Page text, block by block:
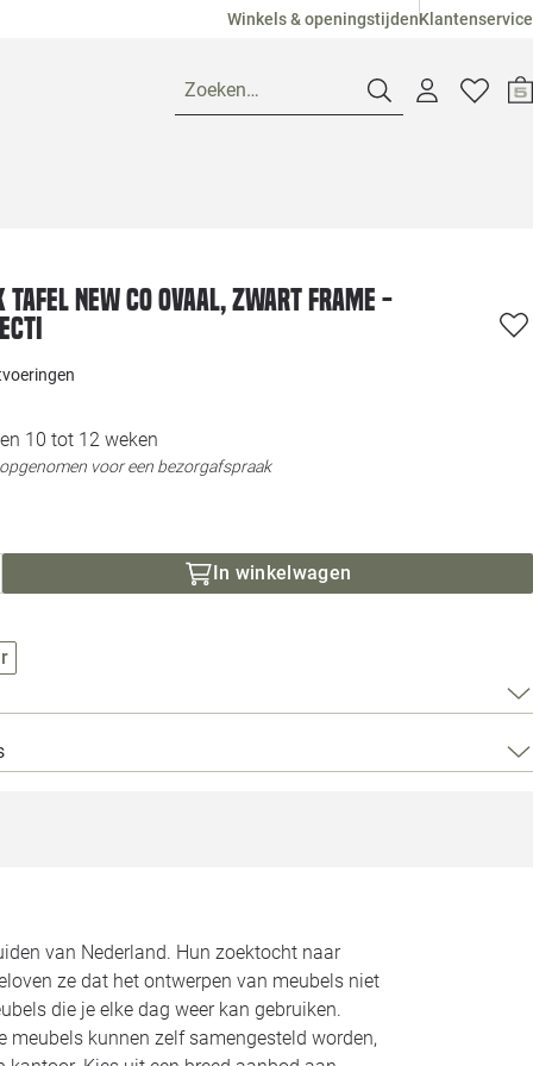
Winkels & openingstijdenKlantenservice
Zoeken…
Veelgestelde vragen
Loods 5
Alle
tafel New Co Ovaal, zwart frame -
10 tot 12 weken
voor een bezorgafspraak
In winkelwagen
van Nederland. Hun zoektocht naar
ze dat het ontwerpen van meubels niet
die je elke dag weer kan gebruiken.
meubels kunnen zelf samengesteld worden,